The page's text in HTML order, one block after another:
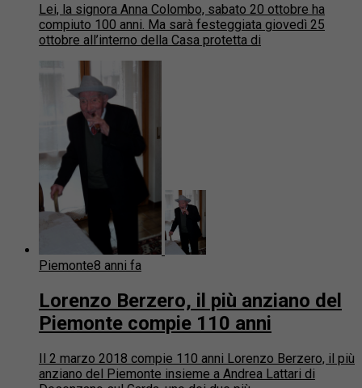
Lei, la signora Anna Colombo, sabato 20 ottobre ha
compiuto 100 anni. Ma sarà festeggiata giovedì 25
ottobre all’interno della Casa protetta di
Piemonte8 anni fa
Lorenzo Berzero, il più anziano del
Piemonte compie 110 anni
Il 2 marzo 2018 compie 110 anni Lorenzo Berzero, il più
anziano del Piemonte insieme a Andrea Lattari di